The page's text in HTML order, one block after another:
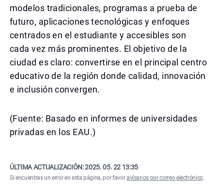
modelos tradicionales, programas a prueba de
futuro, aplicaciones tecnológicas y enfoques
centrados en el estudiante y accesibles son
cada vez más prominentes. El objetivo de la
ciudad es claro: convertirse en el principal centro
educativo de la región donde calidad, innovación
e inclusión convergen.
(Fuente: Basado en informes de universidades
privadas en los EAU.)
ÚLTIMA ACTUALIZACIÓN:2025. 05. 22 13:35
Si encuentras un error en esta página, por favoravísanos por correo electrónico.